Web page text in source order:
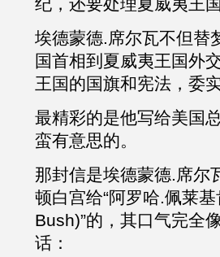
埃德蒙德.席尔瓦不但替
国首相到夏威夷王国外
王国的国旗和宪法，委
最精彩的是他写给美国
蛮有意思的。
那封信是埃德蒙德.席尔
顿白宫给“阿罗哈.佩莱
Bush)”的，其口气完全
话：